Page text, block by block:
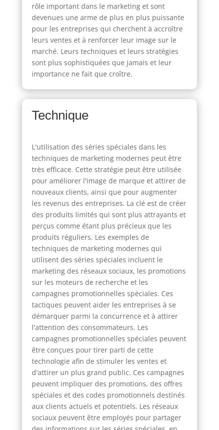
rôle important dans le marketing et sont
devenues une arme de plus en plus puissante
pour les entreprises qui cherchent à accroître
leurs ventes et à renforcer leur image sur le
marché. Leurs techniques et leurs stratégies
sont plus sophistiquées que jamais et leur
importance ne fait que croître.
Technique
L'utilisation des séries spéciales dans les
techniques de marketing modernes peut être
très efficace. Cette stratégie peut être utilisée
pour améliorer l'image de marque et attirer de
nouveaux clients, ainsi que pour augmenter
les revenus des entreprises. La clé est de créer
des produits limités qui sont plus attrayants et
perçus comme étant plus précieux que les
produits réguliers. Les exemples de
techniques de marketing modernes qui
utilisent des séries spéciales incluent le
marketing des réseaux sociaux, les promotions
sur les moteurs de recherche et les
campagnes promotionnelles spéciales. Ces
tactiques peuvent aider les entreprises à se
démarquer parmi la concurrence et à attirer
l'attention des consommateurs. Les
campagnes promotionnelles spéciales peuvent
être conçues pour tirer parti de cette
technologie afin de stimuler les ventes et
d'attirer un plus grand public. Ces campagnes
peuvent impliquer des promotions, des offres
spéciales et des codes promotionnels destinés
aux clients actuels et potentiels. Les réseaux
sociaux peuvent être employés pour partager